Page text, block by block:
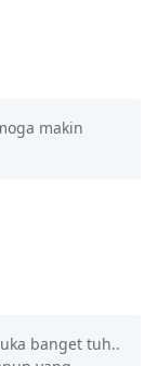
makin
banget tuh..